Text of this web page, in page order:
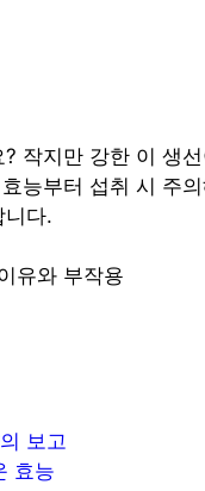
작지만 강한 이 생
능부터 섭취 시 주
니다.
보고
효능